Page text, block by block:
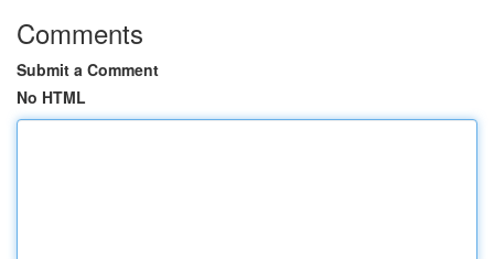
Comments
Submit a Comment
No HTML